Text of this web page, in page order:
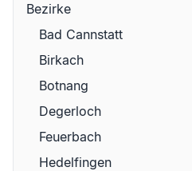
Bezirke
Bad Cannstatt
Birkach
Botnang
Degerloch
Feuerbach
Hedelfingen